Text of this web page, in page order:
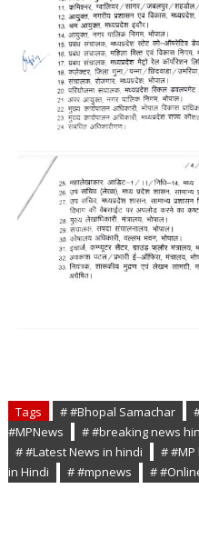
Tags # #Bhopal Samachar
#MPNews
# #breaking news
# #Latest News in hindi
# #MP
in Hindi
# #mpnews #